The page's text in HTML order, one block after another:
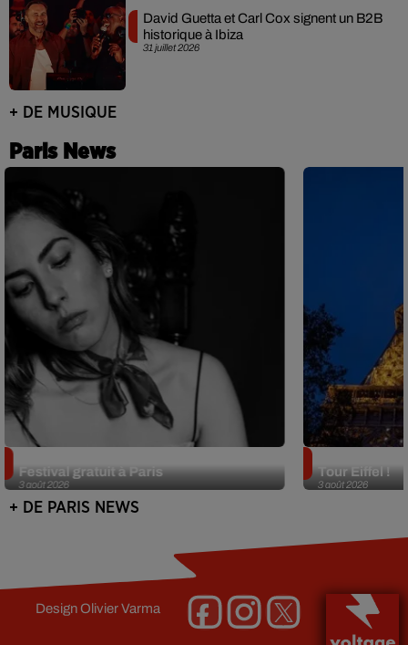
31 juillet 2026
David Guetta et Carl Cox signent un B2B
historique à Ibiza
+ DE MUSIQUE
Paris News
3 août 2026
Festival gratuit à Paris
3 août 2026
Tour Eiffel !
+ DE PARIS NEWS
DesignOlivier Varma